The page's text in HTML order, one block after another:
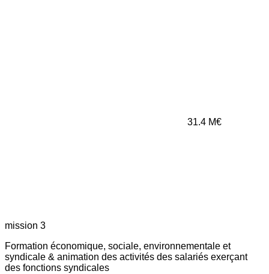
31.4 M€
mission 3
Formation économique, sociale, environnementale et
syndicale & animation des activités des salariés exerçant
des fonctions syndicales